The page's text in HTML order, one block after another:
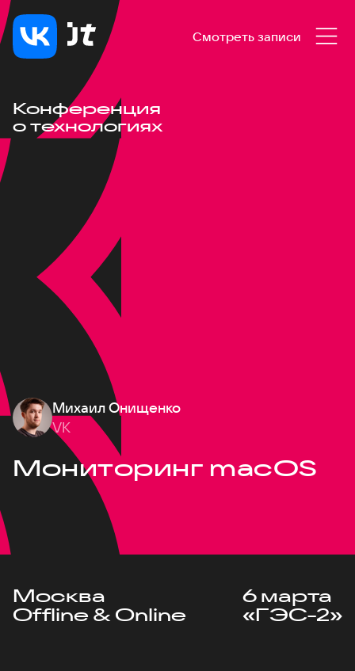
Смотреть записи
Конференция
о технологиях
Михаил Онищенко
VK
Мониторинг macOS
Москва
Offline & Online
6 марта
«ГЭС-2»